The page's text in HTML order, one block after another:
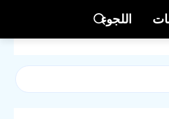
اللجوء